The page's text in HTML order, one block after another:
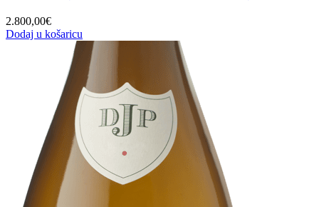
2.800,00€
Dodaj u košaricu